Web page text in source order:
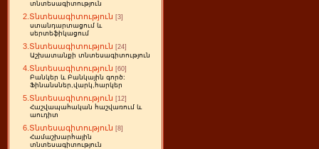
տնտեսագիտություն
2.Տնտեսագիտություն [3]
ստանդարտացում և
սերտեֆիկացում
3.Տնտեսագիտություն [24]
Աշխատանքի տնտեսագիտություն
4.Տնտեսագիտություն [60]
Բանկեր և Բանկային գործ:
Ֆինանսներ,վարկ,հարկեր
5.Տնտեսագիտություն [12]
Հաշվապահական հաշվառում և
աուդիտ
6.Տնտեսագիտություն [8]
Համաշխարհային
տնտեսագիտություն